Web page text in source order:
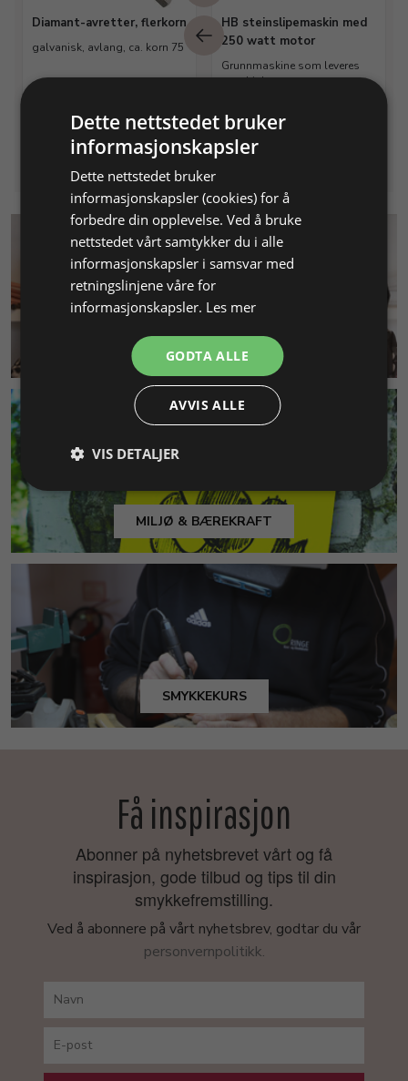
Diamant-avretter, flerkorn
galvanisk, avlang, ca. korn 75
HB steinslipemaskin med
250 watt motor
Grunnmaskine som leveres
uten hjul.
MILJØ & BÆREKRAFT
SMYKKEKURS
Få inspirasjon
Abonner på nyhetsbrevet vårt og få
inspirasjon, gode tilbud og tips til din
smykkefremstilling.
Ved å abonnere på vårt nyhetsbrev, godtar du vår
personvernpolitikk.
Dette nettstedet bruker
informasjonskapsler
Dette nettstedet bruker
informasjonskapsler (cookies) for å
forbedre din opplevelse. Ved å bruke
nettstedet vårt samtykker du i alle
informasjonskapsler i samsvar med
retningslinjene våre for
informasjonskapsler. Les mer
GODTA ALLE
AVVIS ALLE
VIS DETALJER